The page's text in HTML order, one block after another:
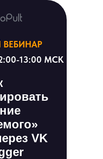
VK
13:00 МСК
ВЕБИНАР